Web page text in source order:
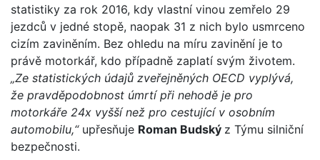
statistiky za rok 2016, kdy vlastní vinou zemřelo 29
jezdců v jedné stopě, naopak 31 z nich bylo usmrceno
cizím zaviněním. Bez ohledu na míru zavinění je to
právě motorkář, kdo případně zaplatí svým životem.
„Ze statistických údajů zveřejněných OECD vyplývá,
že pravděpodobnost úmrtí při nehodě je pro
motorkáře 24x vyšší než pro cestující v osobním
automobilu,“upřesňuje Roman Budský z Týmu silniční
bezpečnosti.